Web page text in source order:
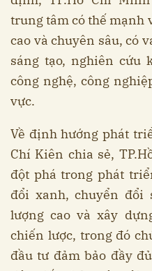
trung tâm có thế mạnh
cao và chuyên sâu, có
sáng tạo, nghiên cứu
công nghệ, công
vực.
Về định hướng phát
Chí Kiên chia sẻ,
đột phá trong phát
đổi xanh, chuyển đổi
lượng cao và xây
chiến lược, trong đó
đầu tư đảm bảo đầy